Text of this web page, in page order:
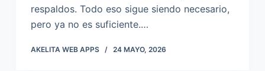
respaldos. Todo eso sigue siendo necesario,
pero ya no es suficiente.…
AKELITA WEB APPS 24 MAYO, 2026